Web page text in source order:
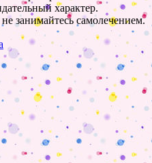
характер.
занимайтесь самолечением.